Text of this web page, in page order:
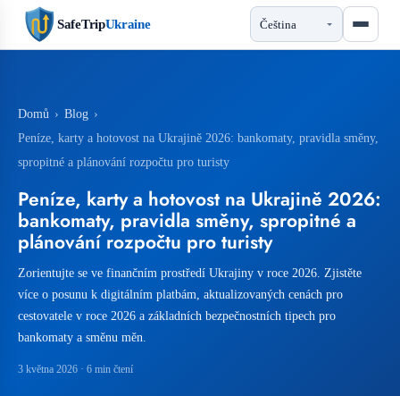
SafeTripUkraine
Domů › Blog ›
Peníze, karty a hotovost na Ukrajině 2026: bankomaty, pravidla směny,
spropitné a plánování rozpočtu pro turisty
Peníze, karty a hotovost na Ukrajině 2026:
bankomaty, pravidla směny, spropitné a
plánování rozpočtu pro turisty
Zorientujte se ve finančním prostředí Ukrajiny v roce 2026. Zjistěte
více o posunu k digitálním platbám, aktualizovaných cenách pro
cestovatele v roce 2026 a základních bezpečnostních tipech pro
bankomaty a směnu měn.
3 května 2026 · 6 min čtení